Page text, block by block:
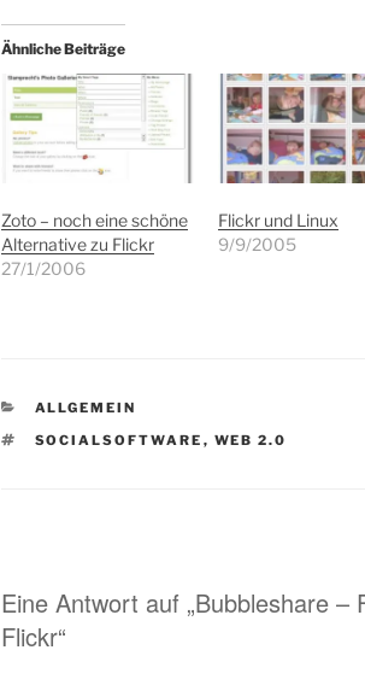
Ähnliche Beiträge
Zoto – noch eine schöne
Alternative zu Flickr
27/1/2006
Flickr und Linux
9/9/2005
KATEGORIEN
ALLGEMEIN
SCHLAGWÖRTER
SOCIALSOFTWARE , WEB 2.0
Eine Antwort auf „Bubbleshare –
Flickr“